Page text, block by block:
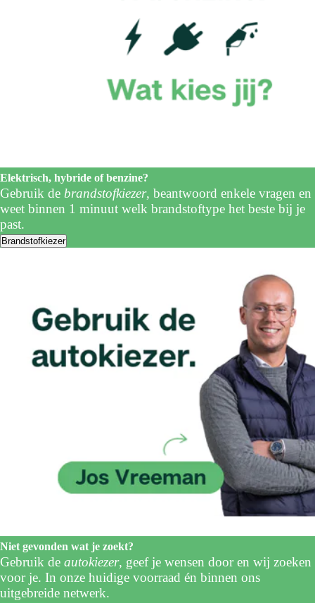
Elektrisch, hybride of benzine?
Gebruik de brandstofkiezer, beantwoord enkele vragen en
weet binnen 1 minuut welk brandstoftype het beste bij je
past.
Brandstofkiezer
Niet gevonden wat je zoekt?
Gebruik de autokiezer, geef je wensen door en wij zoeken
voor je. In onze huidige voorraad én binnen ons
uitgebreide netwerk.